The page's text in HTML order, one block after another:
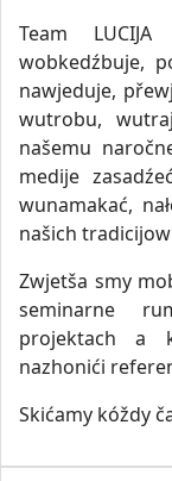
Team
wobkedźbuje,
nawjeduje,
wutrobu,
našemu
medije
wunamakać,
našich
Zwjetša smy
seminarne
projektach a
nazhonići
Skićamy kóždy